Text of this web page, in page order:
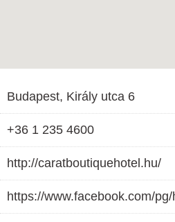
Budapest, Király utca 6
+36 1 235 4600
http://caratboutiquehotel.hu/
https://www.facebook.com/